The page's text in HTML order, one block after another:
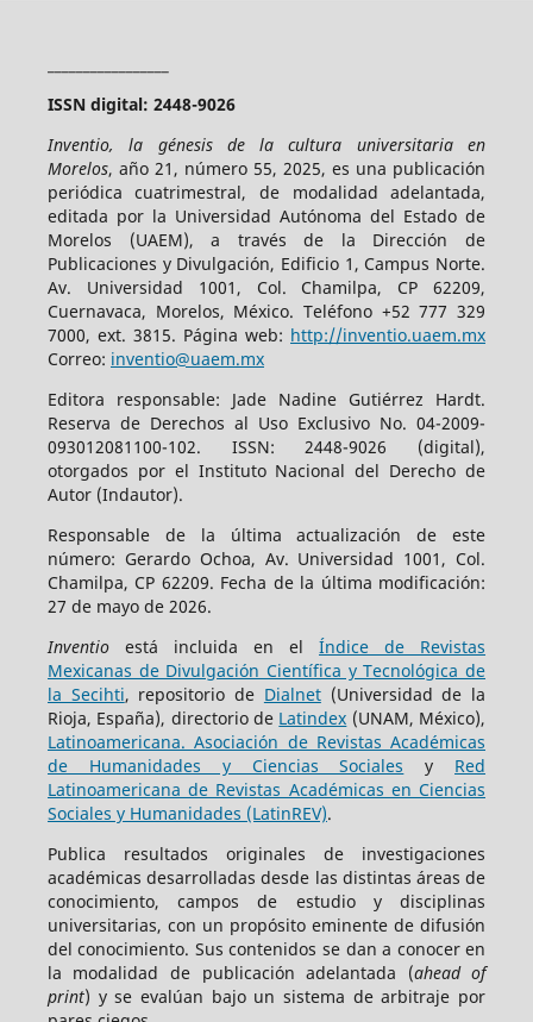
ISSN digital: 2448-9026
Inventio, la génesis de la cultura universitaria en
Morelos, año 21, número 55, 2025, es una publicación
periódica cuatrimestral, de modalidad adelantada,
editada por la Universidad Autónoma del Estado de
Morelos (UAEM), a través de la Dirección de
Publicaciones y Divulgación, Edificio 1, Campus Norte.
Av. Universidad 1001, Col. Chamilpa, CP 62209,
Cuernavaca, Morelos, México. Teléfono +52 777 329
7000, ext. 3815. Página web: http://inventio.uaem.mx
Correo: inventio@uaem.mx
Editora responsable: Jade Nadine Gutiérrez Hardt.
Reserva de Derechos al Uso Exclusivo No. 04-2009-
093012081100-102. ISSN: 2448-9026 (digital),
otorgados por el Instituto Nacional del Derecho de
Autor (Indautor).
Responsable de la última actualización de este
número: Gerardo Ochoa, Av. Universidad 1001, Col.
Chamilpa, CP 62209. Fecha de la última modificación:
27 de mayo de 2026.
Inventioestá incluida en elÍndice de Revistas
Mexicanas de Divulgación Científica y Tecnológica de
la Secihti, repositorio de Dialnet(Universidad de la
Rioja, España), directorio de Latindex (UNAM, México),
Latinoamericana. Asociación de Revistas Académicas
de Humanidades y Ciencias Sociales y Red
Latinoamericana de Revistas Académicas en Ciencias
Sociales y Humanidades (LatinREV).
Publica resultados originales de investigaciones
académicas desarrolladas desde las distintas áreas de
conocimiento, campos de estudio y disciplinas
universitarias, con un propósito eminente de difusión
del conocimiento. Sus contenidos se dan a conocer en
la modalidad de publicación adelantada (ahead of
print) y se evalúan bajo un sistema de arbitraje por